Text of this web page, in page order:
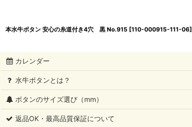
本水牛ボタン 安心の糸道付き4穴 黒 No.915 [110-000915-111-06]
カレンダー
水牛ボタンとは？
ボタンのサイズ選び（mm）
返品OK・最高品質保証について